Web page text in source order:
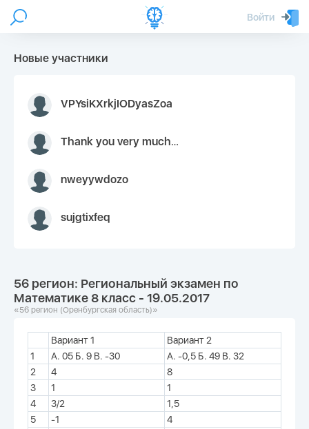
Войти
Новые участники
VPYsiKXrkjIODyasZoa
Thank you very much for your inquiry We appreciate you 9126052 https://youtube.com faceapple !
nweyywdozo
sujgtixfeq
56 регион: Региональный экзамен по
Математике 8 класс - 19.05.2017
«56 регион (Оренбургская область)»
Вариант 1
Вариант 2
1
А. 05 Б. 9 В. -30
А. -0,5 Б. 49 В. 32
2
4
8
3
1
1
4
3/2
1,5
5
-1
4